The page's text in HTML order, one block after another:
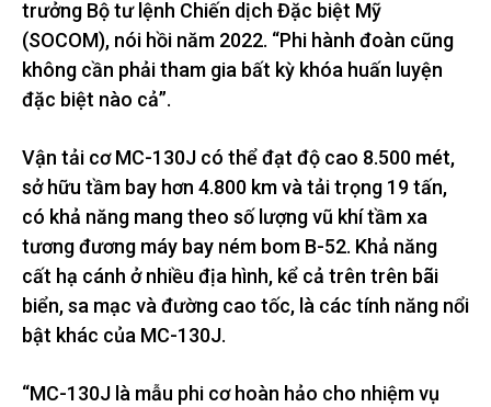
trưởng Bộ tư lệnh Chiến dịch Đặc biệt Mỹ
(SOCOM), nói hồi năm 2022. “Phi hành đoàn cũng
không cần phải tham gia bất kỳ khóa huấn luyện
đặc biệt nào cả”.
Vận tải cơ MC-130J có thể đạt độ cao 8.500 mét,
sở hữu tầm bay hơn 4.800 km và tải trọng 19 tấn,
có khả năng mang theo số lượng vũ khí tầm xa
tương đương máy bay ném bom B-52. Khả năng
cất hạ cánh ở nhiều địa hình, kể cả trên trên bãi
biển, sa mạc và đường cao tốc, là các tính năng nổi
bật khác của MC-130J.
“MC-130J là mẫu phi cơ hoàn hảo cho nhiệm vụ